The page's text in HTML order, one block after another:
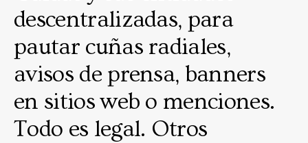
descentralizadas, para
pautar cuñas radiales,
avisos de prensa, banners
en sitios web o menciones.
Todo es legal. Otros